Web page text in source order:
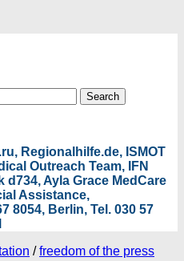
Regionalhilfe.de, ISMOT
Outreach Team, IFN
d734, Ayla Grace MedCare
Assistance,
8054, Berlin, Tel. 030 57
/ freedom of the press